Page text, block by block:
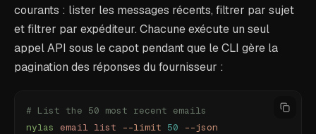
courants : lister les messages récents, filtrer par sujet
et filtrer par expéditeur. Chacune exécute un seul
appel API sous le capot pendant que le CLI gère la
pagination des réponses du fournisseur :
# List the 50 most recent emails
nylas email list --limit 50 --json